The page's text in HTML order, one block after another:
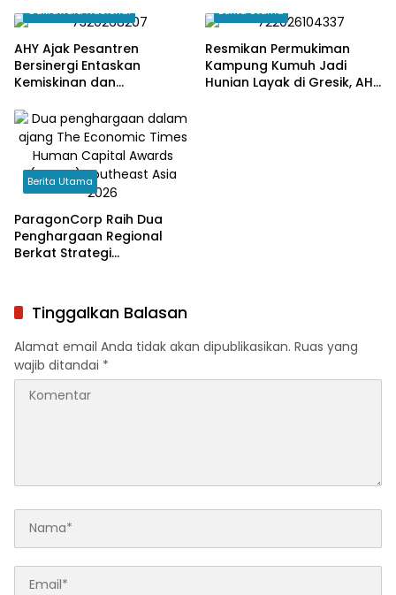
Cakrawala Nasional
AHY Ajak Pesantren
Bersinergi Entaskan
Kemiskinan dan
Berita Utama
Resmikan Permukiman
Kampung Kumuh Jadi
Hunian Layak di Gresik, AHY
Berita Utama
ParagonCorp Raih Dua
Penghargaan Regional
Berkat Strategi
Tinggalkan Balasan
Alamat email Anda tidak akan dipublikasikan. Ruas yang
wajib ditandai *